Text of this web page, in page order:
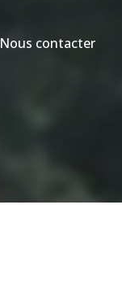
Nous contacter